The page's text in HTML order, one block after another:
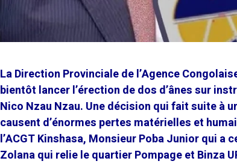
La Direction Provinciale de l’Agence
bientôt lancer l’érection de dos d’ânes sur
Nico Nzau Nzau. Une décision qui fait suite à
causent d’énormes pertes matérielles et
l’ACGT Kinshasa, Monsieur Poba Junior qui a
Zolana qui relie le quartier Pompage et Binza